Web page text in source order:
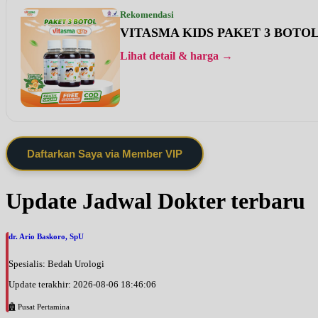
Rekomendasi
VITASMA KIDS PAKET 3
Lihat detail & harga →
Daftarkan Saya via Member VIP
Update Jadwal Dokter terbaru
dr. Ario Baskoro, SpU
Spesialis: Bedah Urologi
Update terakhir: 2026-08-06 18:46:06
Pusat Pertamina